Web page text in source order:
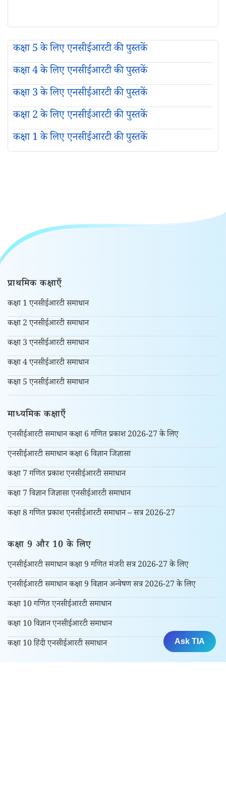
कक्षा 5 के लिए एनसीईआरटी की पुस्तकें
कक्षा 4 के लिए एनसीईआरटी की पुस्तकें
कक्षा 3 के लिए एनसीईआरटी की पुस्तकें
कक्षा 2 के लिए एनसीईआरटी की पुस्तकें
कक्षा 1 के लिए एनसीईआरटी की पुस्तकें
प्राथमिक कक्षाएँ
कक्षा 1 एनसीईआरटी समाधान
कक्षा 2 एनसीईआरटी समाधान
कक्षा 3 एनसीईआरटी समाधान
कक्षा 4 एनसीईआरटी समाधान
कक्षा 5 एनसीईआरटी समाधान
माध्यमिक कक्षाएँ
एनसीईआरटी समाधान कक्षा 6 गणित प्रकाश 2026-27 के लिए
एनसीईआरटी समाधान कक्षा 6 विज्ञान जिज्ञासा
कक्षा 7 गणित प्रकाश एनसीईआरटी समाधान
कक्षा 7 विज्ञान जिज्ञासा एनसीईआरटी समाधान
कक्षा 8 गणित प्रकाश एनसीईआरटी समाधान – सत्र 2026-27
कक्षा 9 और 10 के लिए
एनसीईआरटी समाधान कक्षा 9 गणित मंजरी सत्र 2026-27 के लिए
एनसीईआरटी समाधान कक्षा 9 विज्ञान अन्वेषण सत्र 2026-27 के लिए
कक्षा 10 गणित एनसीईआरटी समाधान
कक्षा 10 विज्ञान एनसीईआरटी समाधान
कक्षा 10 हिंदी एनसीईआरटी समाधान
Ask TIA